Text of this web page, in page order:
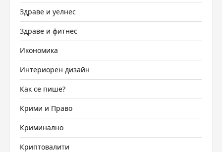
Здраве и уелнес
Здраве и фитнес
Икономика
Интериорен дизайн
Как се пише?
Крими и Право
Криминално
Криптовалити